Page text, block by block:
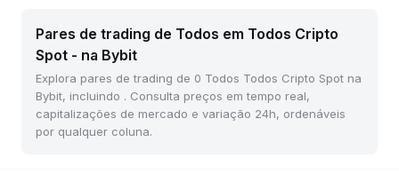
Pares de trading de Todos em Todos Cripto
Spot - na Bybit
Explora pares de trading de 0 Todos Todos Cripto Spot na
Bybit, incluindo . Consulta preços em tempo real,
capitalizações de mercado e variação 24h, ordenáveis
por qualquer coluna.